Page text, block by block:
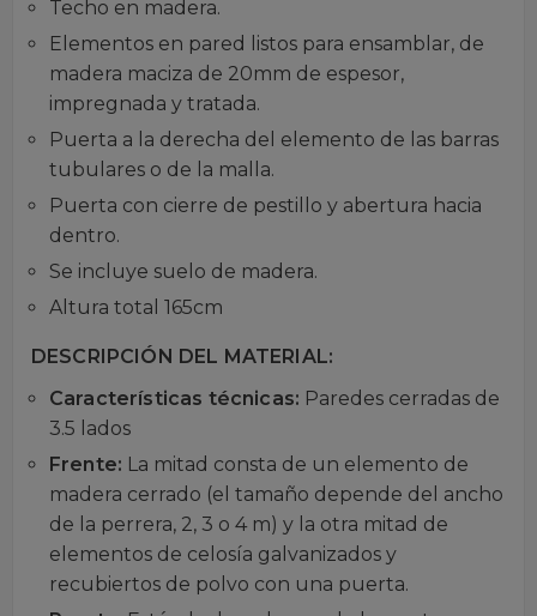
Techo en madera.
Elementos en pared listos para ensamblar, de
madera maciza de 20mm de espesor,
impregnada y tratada.
Puerta a la derecha del elemento de las barras
tubulares o de la malla.
Puerta con cierre de pestillo y abertura hacia
dentro.
Se incluye suelo de madera.
Altura total 165cm
DESCRIPCIÓN DEL MATERIAL:
Características técnicas: Paredes cerradas de
3.5 lados
Frente: La mitad consta de un elemento de
madera cerrado (el tamaño depende del ancho
de la perrera, 2, 3 o 4 m) y la otra mitad de
elementos de celosía galvanizados y
recubiertos de polvo con una puerta.